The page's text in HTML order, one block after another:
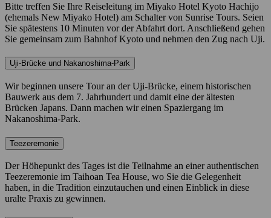
Bitte treffen Sie Ihre Reiseleitung im Miyako Hotel Kyoto Hachijo
(ehemals New Miyako Hotel) am Schalter von Sunrise Tours. Seien
Sie spätestens 10 Minuten vor der Abfahrt dort. Anschließend gehen
Sie gemeinsam zum Bahnhof Kyoto und nehmen den Zug nach Uji.
Uji-Brücke und Nakanoshima-Park
Wir beginnen unsere Tour an der Uji-Brücke, einem historischen
Bauwerk aus dem 7. Jahrhundert und damit eine der ältesten
Brücken Japans. Dann machen wir einen Spaziergang im
Nakanoshima-Park.
Teezeremonie
Der Höhepunkt des Tages ist die Teilnahme an einer authentischen
Teezeremonie im Taihoan Tea House, wo Sie die Gelegenheit
haben, in die Tradition einzutauchen und einen Einblick in diese
uralte Praxis zu gewinnen.